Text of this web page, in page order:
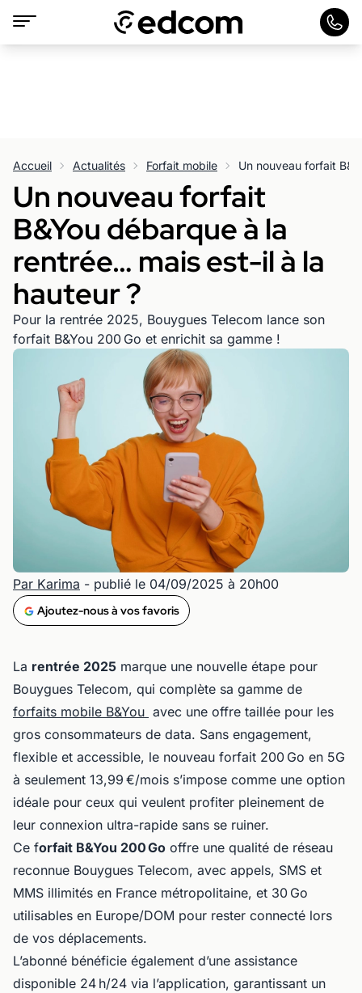
Accueil Actualités Forfait mobile
Un nouveau forfait
B&You débarque à la
rentrée… mais est-il à la
hauteur ?
Pour la rentrée 2025, Bouygues Telecom lance son
forfait B&You 200 Go et enrichit sa gamme !
Par Karima - publié le 04/09/2025 à 20h00
Ajoutez-nous à vos favoris
La rentrée 2025 marque une nouvelle étape pour
Bouygues Telecom, qui complète sa gamme de
forfaits mobile B&You avec une offre taillée pour les
gros consommateurs de data. Sans engagement,
flexible et accessible, le nouveau forfait 200 Go en 5G
à seulement 13,99 €/mois s’impose comme une option
idéale pour ceux qui veulent profiter pleinement de
leur connexion ultra-rapide sans se ruiner.
Ce forfait B&You 200 Go offre une qualité de réseau
reconnue Bouygues Telecom, avec appels, SMS et
MMS illimités en France métropolitaine, et 30 Go
utilisables en Europe/DOM pour rester connecté lors
de vos déplacements.
L’abonné bénéficie également d’une assistance
disponible 24 h/24 via l’application, garantissant un